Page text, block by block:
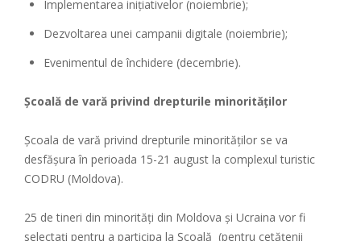
Implementarea inițiativelor (noiembrie);
Dezvoltarea unei campanii digitale (noiembrie);
Evenimentul de închidere (decembrie).
Şcoală de vară privind drepturile minorităţilor
Școala de vară privind drepturile minorităților se va
desfășura în perioada 15-21 august la complexul turistic
CODRU (Moldova).
25 de tineri din minorități din Moldova și Ucraina vor fi
selectați pentru a participa la Școală (pentru cetățenii